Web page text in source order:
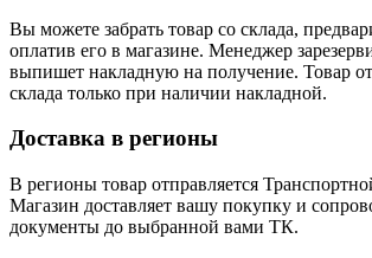
Вы можете забрать товар со склада,
оплатив его в магазине. Менеджер
выпишет накладную на получение. Товар
склада только при наличии накладной.
Доставка в регионы
В регионы товар отправляется
Магазин доставляет вашу покупку и
документы до выбранной вами ТК.